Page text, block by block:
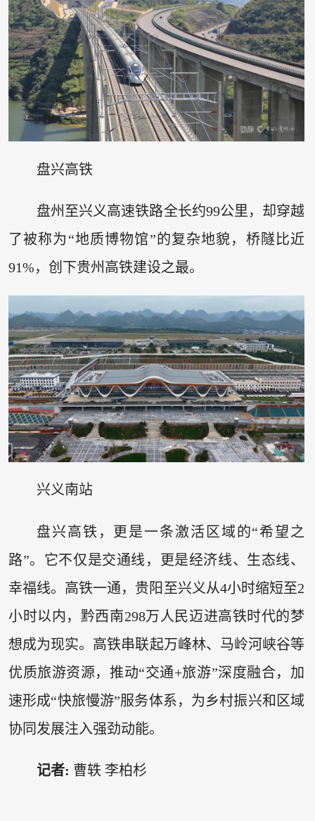
盘兴高铁
盘州至兴义高速铁路全长约99公里，却穿越
了被称为“地质博物馆”的复杂地貌，桥隧比近
91%，创下贵州高铁建设之最。
兴义南站
盘兴高铁，更是一条激活区域的“希望之
路”。它不仅是交通线，更是经济线、生态线、
幸福线。高铁一通，贵阳至兴义从4小时缩短至2
小时以内，黔西南298万人民迈进高铁时代的梦
想成为现实。高铁串联起万峰林、马岭河峡谷等
优质旅游资源，推动“交通+旅游”深度融合，加
速形成“快旅慢游”服务体系，为乡村振兴和区域
协同发展注入强劲动能。
记者: 曹轶 李柏杉